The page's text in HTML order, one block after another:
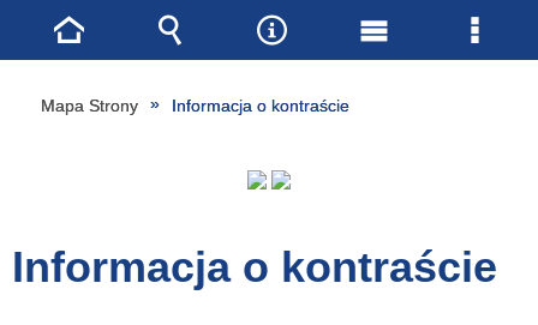
Mapa Strony Informacja o kontraście
Informacja o kontraście
Strona
główna
Wyszukiwarka
NarzędziaMenu
Menu